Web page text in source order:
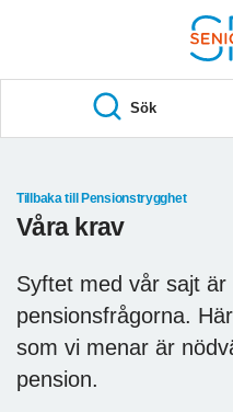
S
A
Sök
Tillbaka till Pensionstrygghet
Våra krav
Syftet med vår sajt
pensionsfrågorna.
som vi menar är
pension.